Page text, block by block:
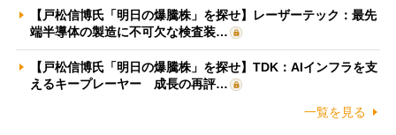
【戸松信博氏「明日の爆騰株」を探せ】レーザーテック：最先
端半導体の製造に不可欠な検査装…
【戸松信博氏「明日の爆騰株」を探せ】TDK：AIインフラを支
えるキープレーヤー 成長の再評…
一覧を見る